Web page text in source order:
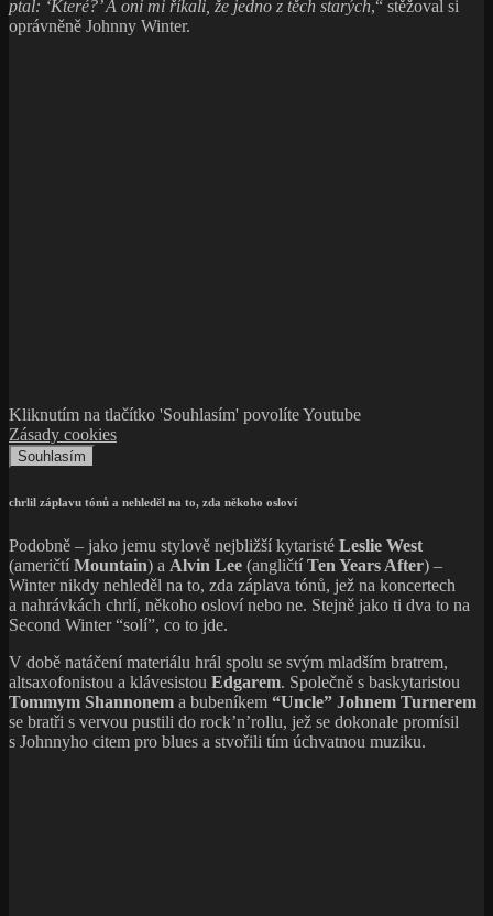
ptal: ‘Které?’ A oni mi říkali, že jedno z těch starých,“ stěžoval si
oprávněně Johnny Winter.
Kliknutím na tlačítko 'Souhlasím' povolíte Youtube
Zásady cookies
Souhlasím
chrlil záplavu tónů a nehleděl na to, zda někoho osloví
Podobně – jako jemu stylově nejbližší kytaristé Leslie West
(američtí Mountain) a Alvin Lee (angličtí Ten Years After) –
Winter nikdy nehleděl na to, zda záplava tónů, jež na koncertech
a nahrávkách chrlí, někoho osloví nebo ne. Stejně jako ti dva to na
Second Winter “solí”, co to jde.
V době natáčení materiálu hrál spolu se svým mladším bratrem,
altsaxofonistou a klávesistou Edgarem. Společně s baskytaristou
Tommym Shannonem a bubeníkem “Uncle” Johnem Turnerem
se bratři s vervou pustili do rock’n’rollu, jež se dokonale promísil
s Johnnyho citem pro blues a stvořili tím úchvatnou muziku.